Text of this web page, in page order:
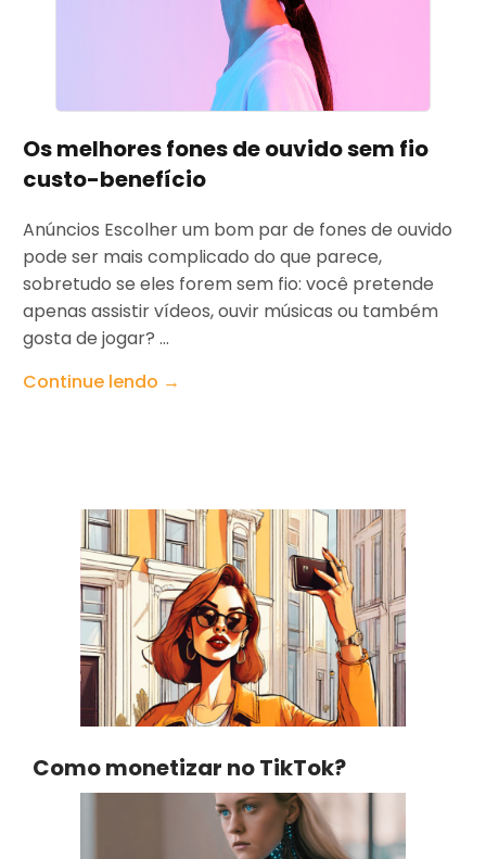
Os melhores fones de ouvido sem fio
custo-benefício
Anúncios Escolher um bom par de fones de ouvido
pode ser mais complicado do que parece,
sobretudo se eles forem sem fio: você pretende
apenas assistir vídeos, ouvir músicas ou também
gosta de jogar? ...
Continue lendo →
Como monetizar no TikTok?